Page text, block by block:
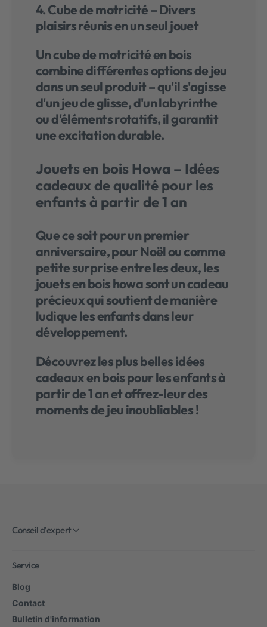
4. Cube de motricité – Divers
plaisirs réunis en un seul jouet
Un cube de motricité en bois
combine différentes options de jeu
dans un seul produit – qu'il s'agisse
d'un jeu de glisse, d'un labyrinthe
ou d'éléments rotatifs, il garantit
une excitation durable.
Jouets en bois Howa – Idées
cadeaux de qualité pour les
enfants à partir de 1 an
Que ce soit pour un premier
anniversaire, pour Noël ou comme
petite surprise entre les deux, les
jouets en bois howasont un cadeau
précieux qui soutient de manière
ludique les enfants dans leur
développement.
Découvrez les plus belles idées
cadeaux en bois pour les enfants à
partir de 1 an et offrez-leur des
moments de jeu inoubliables !
Conseil d'expert
Service
Blog
Contact
Bulletin d'information